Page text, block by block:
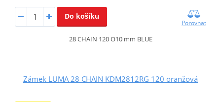
Do košíku
Porovnat
28 CHAIN 120 O10 mm BLUE
Zámek LUMA 28 CHAIN KDM2812RG 120 oranžová